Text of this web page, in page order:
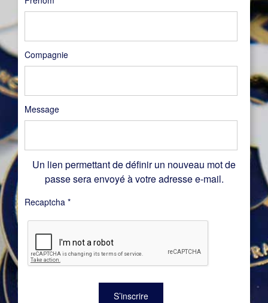
Compagnie
Message
Un lien permettant de définir un nouveau mot de
passe sera envoyé à votre adresse e-mail.
Recaptcha *
S’inscrire